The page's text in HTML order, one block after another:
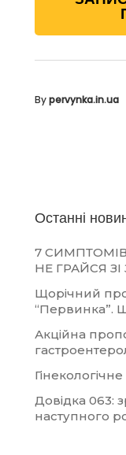
Bypervynka.in.ua
Останні
7
НЕ ГРАЙСЯ
Щорічний
“Первинка”.
Акційна
Довідка 063:
наступного